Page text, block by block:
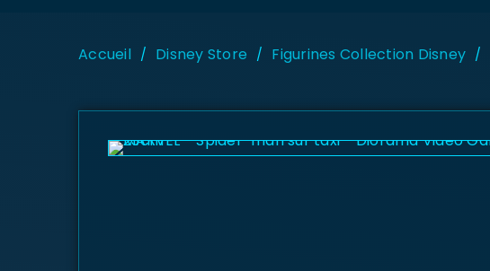
Accueil / Disney Store / Figurines Collection Disney /